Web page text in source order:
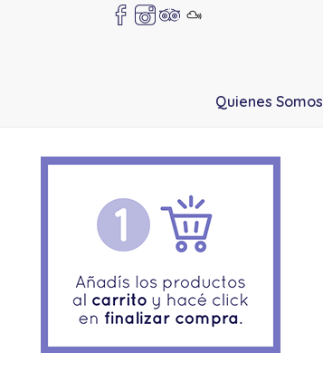
Quienes Somos